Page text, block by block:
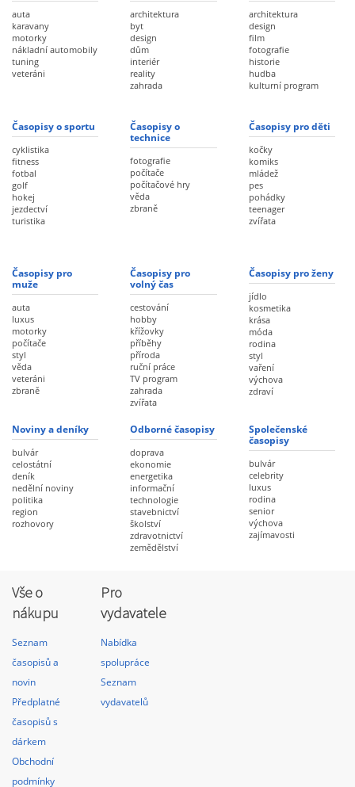
auta
karavany
motorky
nákladní automobily
tuning
veteráni
architektura
byt
design
dům
interiér
reality
zahrada
architektura
design
film
fotografie
historie
hudba
kulturní program
Časopisy o sportu
cyklistika
fitness
fotbal
golf
hokej
jezdectví
turistika
Časopisy o
technice
fotografie
počítače
počítačové hry
věda
zbraně
Časopisy pro děti
kočky
komiks
mládež
pes
pohádky
teenager
zvířata
Časopisy pro
muže
auta
luxus
motorky
počítače
styl
věda
veteráni
zbraně
Časopisy pro
volný čas
cestování
hobby
křížovky
příběhy
příroda
ruční práce
TV program
zahrada
zvířata
Časopisy pro ženy
jídlo
kosmetika
krása
móda
rodina
styl
vaření
výchova
zdraví
Noviny a deníky
bulvár
celostátní
deník
nedělní noviny
politika
region
rozhovory
Odborné časopisy
doprava
ekonomie
energetika
informační
technologie
stavebnictví
školství
zdravotnictví
zemědělství
Společenské
časopisy
bulvár
celebrity
luxus
rodina
senior
výchova
zajímavosti
Vše o
nákupu
Seznam
časopisů a
novin
Předplatné
časopisů s
dárkem
Obchodní
podmínky
Pro
vydavatele
Nabídka
spolupráce
Seznam
vydavatelů